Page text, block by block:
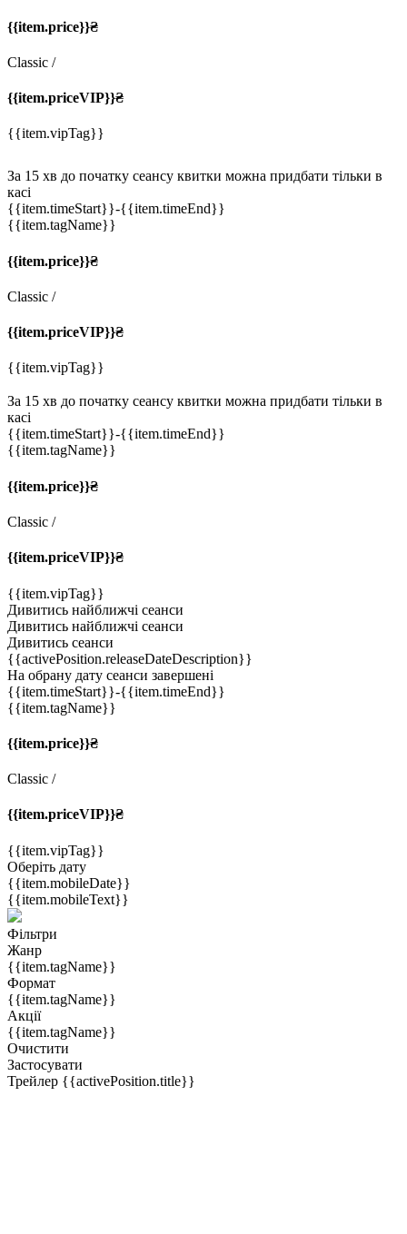
{{item.price}}₴
Classic /
{{item.priceVIP}}₴
{{item.vipTag}}
За 15 хв до початку сеансу квитки можна придбати тільки в
касі
{{item.timeStart}}-{{item.timeEnd}}
{{item.tagName}}
{{item.price}}₴
Classic /
{{item.priceVIP}}₴
{{item.vipTag}}
За 15 хв до початку сеансу квитки можна придбати тільки в
касі
{{item.timeStart}}-{{item.timeEnd}}
{{item.tagName}}
{{item.price}}₴
Classic /
{{item.priceVIP}}₴
{{item.vipTag}}
Дивитись найближчі сеанси
Дивитись найближчі сеанси
Дивитись сеанси
{{activePosition.releaseDateDescription}}
На обрану дату сеанси завершені
{{item.timeStart}}-{{item.timeEnd}}
{{item.tagName}}
{{item.price}}₴
Classic /
{{item.priceVIP}}₴
{{item.vipTag}}
Оберіть дату
{{item.mobileDate}}
{{item.mobileText}}
Фільтри
Жанр
{{item.tagName}}
Формат
{{item.tagName}}
Акції
{{item.tagName}}
Очистити
Застосувати
Трейлер {{activePosition.title}}